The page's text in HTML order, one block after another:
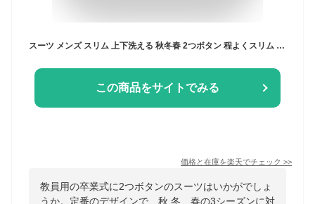
この商品をサイトでみる
価格と在庫を楽天でチェック >>
教員用の卒業式に2つボタンのスーツはいかがでしょ
うか。定番のデザインで、秋 冬、春の3シーズンに対